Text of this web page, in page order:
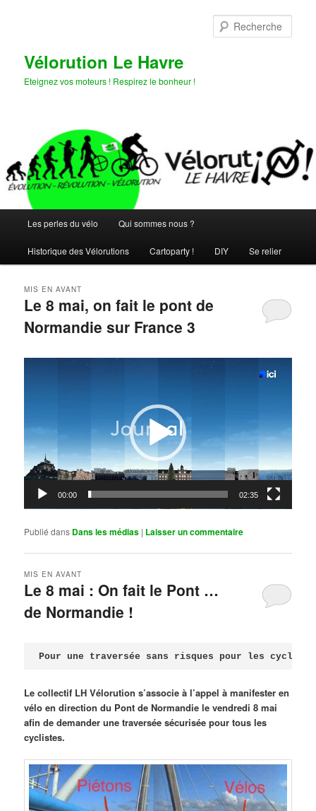
Vélorution Le Havre
Eteignez vos moteurs ! Respirez le bonheur !
principal
Les perles du vélo Qui sommes nous ?
Historique des Vélorutions Cartoparty ! DIY Se relier
Le 8 mai, on fait le pont de
Normandie sur France 3
MIS EN AVANT
00:00 02:35
Publié dans Dans les médias | Laisser un commentaire
Le 8 mai : On fait le Pont …
de Normandie !
MIS EN AVANT
Pour une traversée sans risques pour les
Le collectif LH Vélorution s’associe à l’appel à manifester en
vélo en direction du Pont de Normandie le vendredi 8 mai
afin de demander une traversée sécurisée pour tous les
cyclistes.